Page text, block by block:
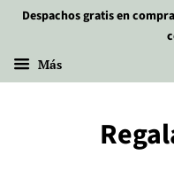
Despachos gratis en
Más